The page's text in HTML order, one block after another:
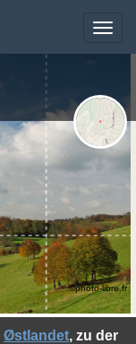
Toggle
Østlandet, zu der
©photo-libre.fr
Toggle